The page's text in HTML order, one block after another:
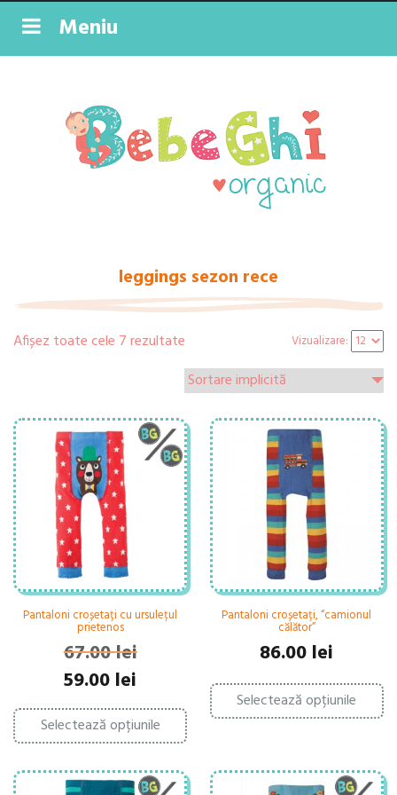
Meniu
leggings sezon rece
Afișez toate cele 7 rezultate Vizualizare:
Pantaloni croșetați cu ursulețul
prietenos
67.00lei
Prețul
inițial
a
fost:
67.00 lei.
59.00 lei
este:
59.00 lei.
Selectează opțiunile
Acest
produs
are
multe
variații.
Pantaloni croșetați, “camionul
călător”
86.00 lei
Selectează opțiunile